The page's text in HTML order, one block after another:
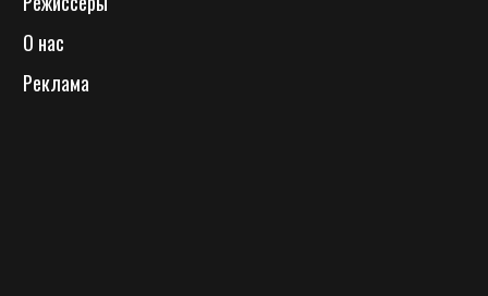
О нас
Реклама